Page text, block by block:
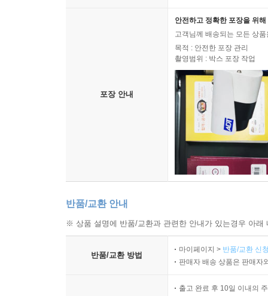
포장 안내
안전하고 정확한 포장을 위
고객님께 배송되는 모든 상
목적 : 안전한 포장 관리
촬영범위 : 박스 포장 작업
반품/교환 안내
※ 상품 설명에 반품/교환과 관련한 안내가 있는경우 아
반품/교환 방법
마이페이지 > 반품/교환 신
판매자 배송 상품은 판매자
출고 완료 후 10일 이내의